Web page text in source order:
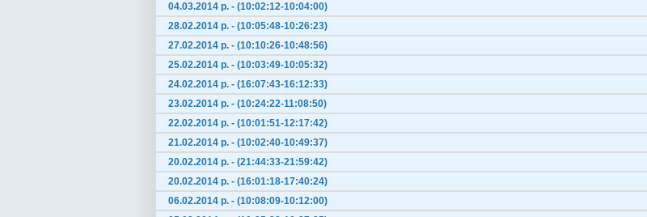
04.03.2014 р. - (10:02:12-10:04:00)
28.02.2014 р. - (10:05:48-10:26:23)
27.02.2014 р. - (10:10:26-10:48:56)
25.02.2014 р. - (10:03:49-10:05:32)
24.02.2014 р. - (16:07:43-16:12:33)
23.02.2014 р. - (10:24:22-11:08:50)
22.02.2014 р. - (10:01:51-12:17:42)
21.02.2014 р. - (10:02:40-10:49:37)
20.02.2014 р. - (21:44:33-21:59:42)
20.02.2014 р. - (16:01:18-17:40:24)
06.02.2014 р. - (10:08:09-10:12:00)